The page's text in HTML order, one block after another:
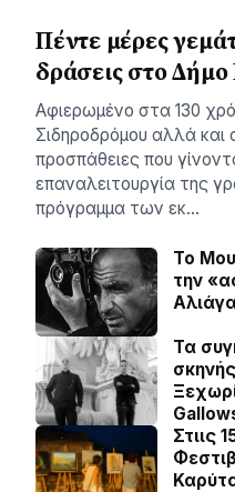
Πέντε μέρες
δράσεις στο
Αφιερωμένο στα 130
Σιδηροδρόμου αλλά και
προσπάθειες που
επαναλειτουργία της
πρόγραμμα των εκ…
Το
την
Τα
Στιις